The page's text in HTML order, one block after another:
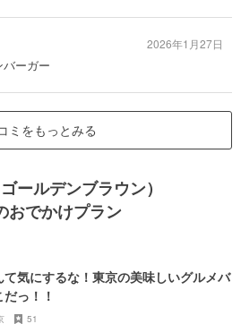
ーガー
2026年1月27日
ミをもっとみる
ールデンブラウン）
でかけプラン
て気にするな！東京の美味しいグルメバ
っ！！
51